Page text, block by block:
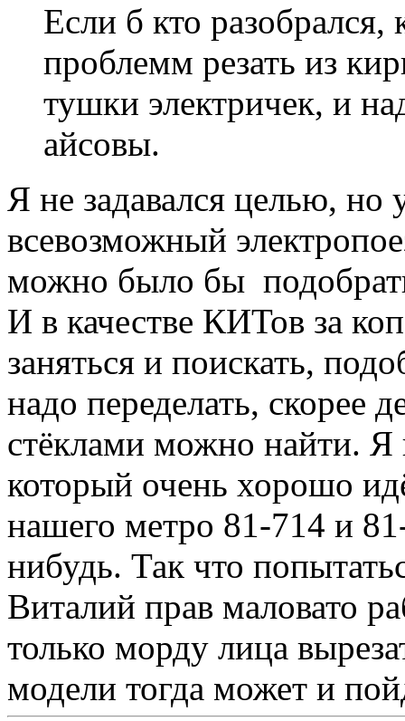
Если б кто
проблемм резать из
тушки электричек, и
айсовы.
Я не задавался целью, но
всевозможный
можно было бы
И в качестве КИТов за
заняться и поискать,
надо переделать, скорее
стёклами можно найти. Я
который очень хорошо
нашего метро 81-714 и
нибудь. Так что
Виталий прав маловато
только морду лица
модели тогда может и